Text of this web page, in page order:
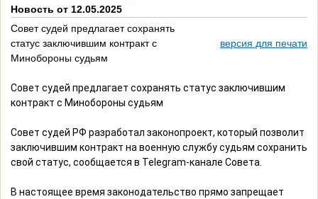
Новость от 12.05.2025
Совет судей предлагает сохранять
статус заключившим контракт с
Минобороны судьям
версия для печати
Совет судей предлагает сохранять статус заключившим
контракт с Минобороны судьям
Совет судей РФ разработал законопроект, который позволит
заключившим контракт на военную службу судьям сохранить
свой статус, сообщается в Telegram-канале Совета.
В настоящее время законодательство прямо запрещает